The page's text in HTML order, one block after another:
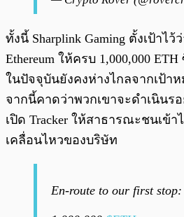
ทั้งนี้ Sharplink Gaming ตั้งเป้าไ
Ethereum ให้ครบ 1,000,000
ในปัจจุบันยังคงห่างไกลจากเป้า
จากนี้คาดว่าพวกเขาจะดำเนินร
เปิด Tracker ให้สาธารณะชนเข้
เคลื่อนไหวของบริษัท
En-route to our first stop: